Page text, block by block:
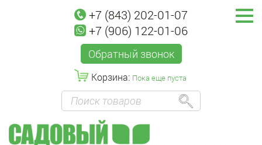
+7 (843) 202-01-07
+7 (906) 122-01-06
Обратный звонок
Корзина: Пока еще пуста